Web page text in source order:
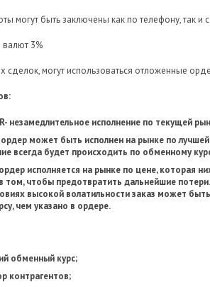
могут быть заключены как по телефону, так
валют 3%
сделок, могут использоваться отложенные
незамедлительное исполнение по текущей
ордер может быть исполнен на рынке по
всегда будет происходить по обменному
ордер исполняется на рынке по цене, которая
том, чтобы предотвратить дальнейшие
высокой волатильности заказ может
чем указано в ордере.
обменный курс;
контрагентов;